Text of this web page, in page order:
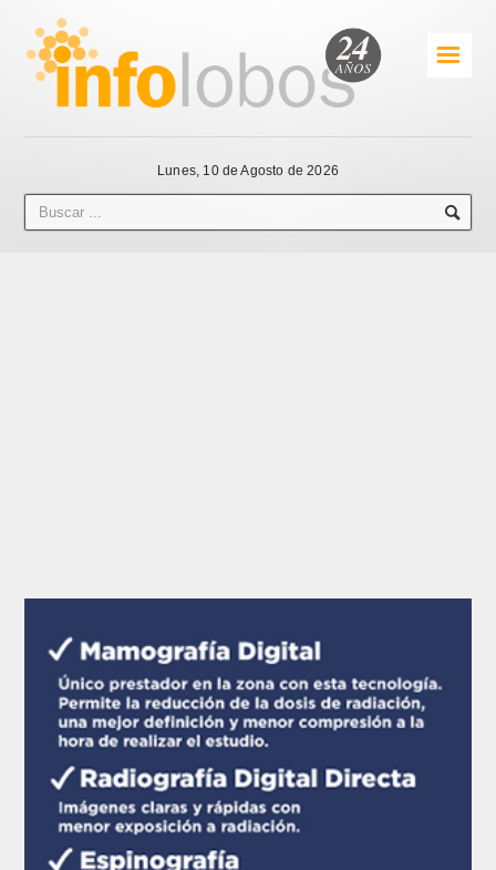
☰
Lunes, 10 de Agosto de 2026